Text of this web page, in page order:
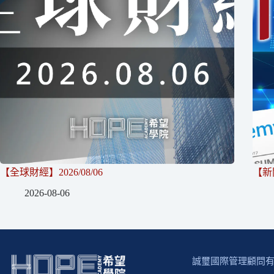
【全球財經】2026/08/06
2026-08-06
【
誠璽國際管理顧問